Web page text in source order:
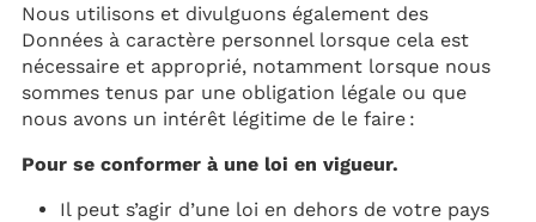
Nous utilisons et divulguons également des
Données à caractère personnel lorsque cela est
nécessaire et approprié, notamment lorsque nous
sommes tenus par une obligation légale ou que
nous avons un intérêt légitime de le faire :
Pour se conformer à une loi en vigueur.
Il peut s’agir d’une loi en dehors de votre pays